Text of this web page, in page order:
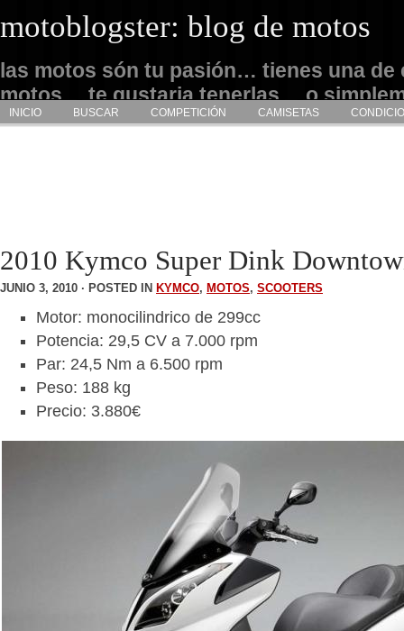
motoblogster: blog de motos
las motos són tu pasión… tienes una de
motos… te gustaria tenerlas… o
admirarlas… este es tu sitio
INICIO BUSCAR COMPETICIÓN CAMISETAS
2010 Kymco Super Dink
JUNIO 3, 2010 · POSTED IN KYMCO, MOTOS, SCOOTERS
Motor: monocilindrico de 299cc
Potencia: 29,5 CV a 7.000 rpm
Par: 24,5 Nm a 6.500 rpm
Peso: 188 kg
Precio: 3.880€